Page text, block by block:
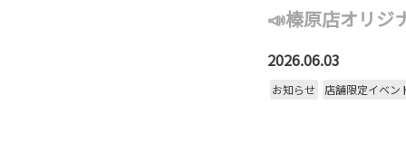
📣榛原店オリ
2026.06.03
お知らせ 店舗限定イベン